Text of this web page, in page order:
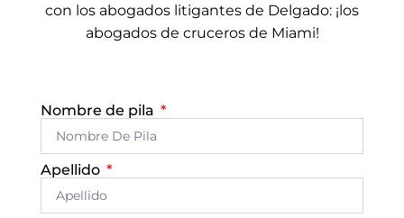
con los abogados litigantes de Delgado: ¡los
abogados de cruceros de Miami!
Nombre de pila
Apellido